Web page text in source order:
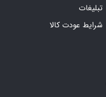
تبلیغات
شرایط عودت کالا